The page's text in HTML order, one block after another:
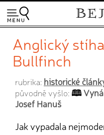
Anglický
Bullfinch
rubrika: historické
původně vyšlo:
Josef Hanuš
Jak vypadala